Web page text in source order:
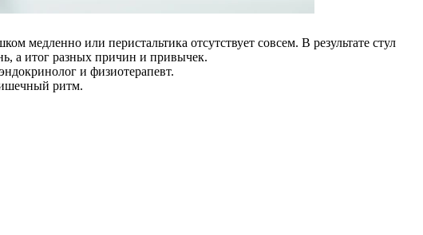
медленно или перистальтика отсутствует совсем. В результате стул
а итог разных причин и привычек.
и физиотерапевт.
ритм.